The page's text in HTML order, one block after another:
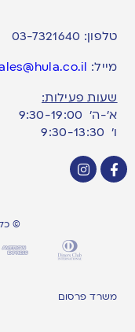
טלפון: 03-7321640
מייל:
שעות פעילות:
א’-ה’ 9:30-19:00
ו׳ 9:30-13:30
©
משרד פרסום